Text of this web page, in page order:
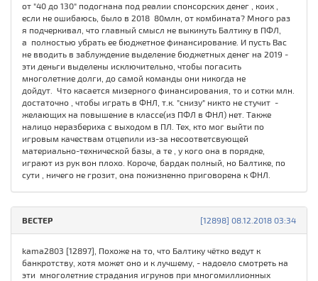
от "40 до 130" подогнана под реалии спонсорских денег , коих ,
если не ошибаюсь, было в 2018 80млн, от комбината? Много раз
я подчеркивал, что главный смысл не выкинуть Балтику в ПФЛ,
а полностью убрать ее бюджетное финансирование. И пусть Вас
не вводить в заблуждение выделение бюджетных денег на 2019 -
эти деньги выделены исключительно, чтобы погасить
многолетние долги, до самой команды они никогда не
дойдут. Что касается мизерного финансирования, то и сотки млн.
достаточно , чтобы играть в ФНЛ, т.к. "снизу" никто не стучит -
желающих на повышение в классе(из ПФЛ в ФНЛ) нет. Также
налицо неразбериха с выходом в ПЛ. Тех, кто мог выйти по
игровым качествам отцепили из-за несоответсвующей
материально-технической базы, а те , у кого она в порядке,
играют из рук вон плохо. Короче, бардак полный, но Балтике, по
сути , ничего не грозит, она пожизненно приговорена к ФНЛ.
[12898] 08.12.2018 03:34
ВEСТЕР
kama2803 [12897], Похоже на то, что Балтику чётко ведут к
банкротству, хотя может оно и к лучшему, - надоело смотреть на
эти многолетние страдания игрунов при многомиллионных